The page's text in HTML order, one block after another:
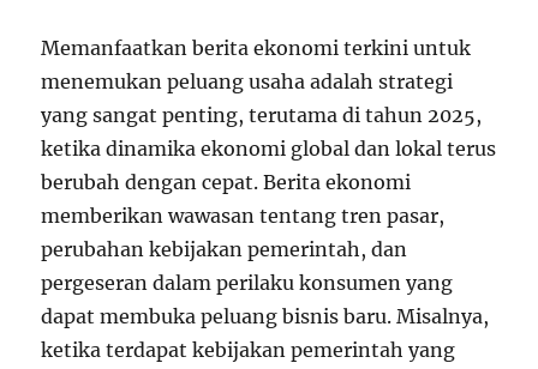
Memanfaatkan berita ekonomi terkini untuk
menemukan peluang usaha adalah strategi
yang sangat penting, terutama di tahun 2025,
ketika dinamika ekonomi global dan lokal terus
berubah dengan cepat. Berita ekonomi
memberikan wawasan tentang tren pasar,
perubahan kebijakan pemerintah, dan
pergeseran dalam perilaku konsumen yang
dapat membuka peluang bisnis baru. Misalnya,
ketika terdapat kebijakan pemerintah yang